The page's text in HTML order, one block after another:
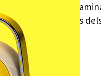
reducció de la
de PLF. A través